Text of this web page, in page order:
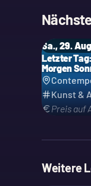
Sa., 29.
Letzter
Morgen
Kunst &
Preis auf
Weitere